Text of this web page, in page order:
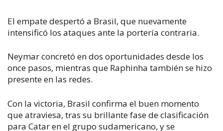
El empate despertó a Brasil, que nuevamente
intensificó los ataques ante la portería contraria.
Neymar concretó en dos oportunidades desde los
once pasos, mientras que Raphinha también se hizo
presente en las redes.
Con la victoria, Brasil confirma el buen momento
que atraviesa, tras su brillante fase de clasificación
para Catar en el grupo sudamericano, y se